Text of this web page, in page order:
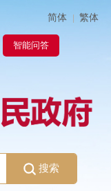
简体 | 繁体
智能问答
搜索